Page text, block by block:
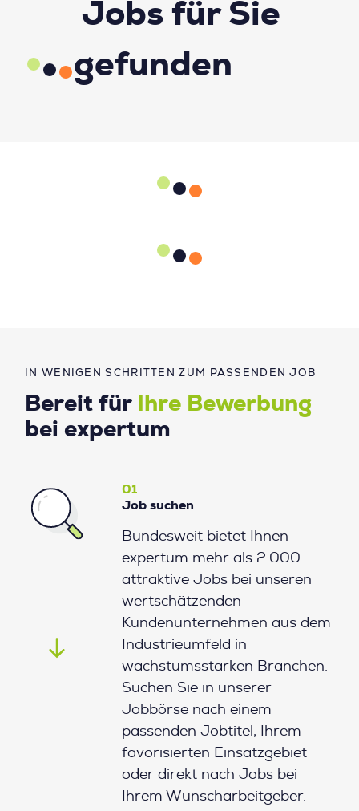
IN WENIGEN SCHRITTEN ZUM PASSENDEN JOB
Bereit für
Ihre Bewerbung
bei expertum
01
Job suchen
Bundesweit bietet Ihnen
expertum mehr als 2.000
attraktive Jobs bei unseren
wertschätzenden
Kundenunternehmen aus dem
Industrieumfeld in
wachstumsstarken Branchen.
Suchen Sie in unserer
Jobbörse nach einem
passenden Jobtitel, Ihrem
favorisierten Einsatzgebiet
oder direkt nach Jobs bei
Ihrem Wunscharbeitgeber.